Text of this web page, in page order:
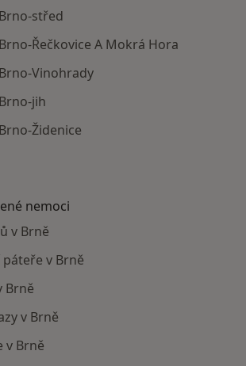
střed
Řečkovice A Mokrá Hora
Vinohrady
jih
Židenice
nemoci
v Brně
v Brně
Brně
v Brně
v Brně